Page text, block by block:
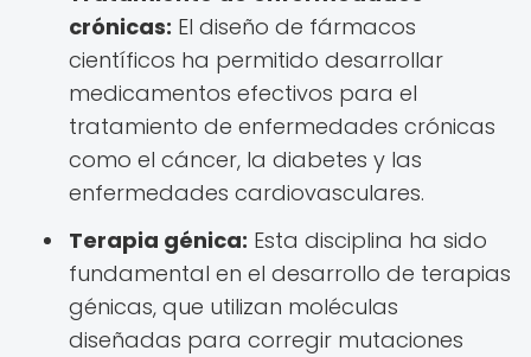
crónicas: El diseño de fármacos
científicos ha permitido desarrollar
medicamentos efectivos para el
tratamiento de enfermedades crónicas
como el cáncer, la diabetes y las
enfermedades cardiovasculares.
Terapia génica: Esta disciplina ha sido
fundamental en el desarrollo de terapias
génicas, que utilizan moléculas
diseñadas para corregir mutaciones